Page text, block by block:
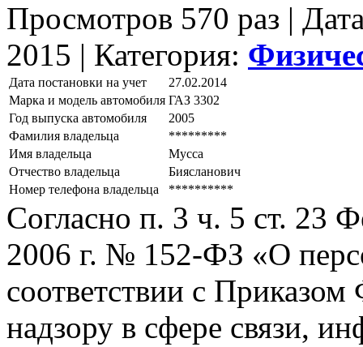
Просмотров 570 раз |
2015 | Категория:
Дата постановки на учет
27.02.2014
Марка и модель автомобиля ГАЗ 3302
Год выпуска автомобиля
2005
Фамилия владельца
*********
Имя владельца
Мусса
Отчество владельца
Биясланович
Номер телефона владельца
**********
Согласно п. 3 ч. 5 ст. 23
2006 г. № 152-ФЗ «О
соответствии с
надзору в сфере связи,